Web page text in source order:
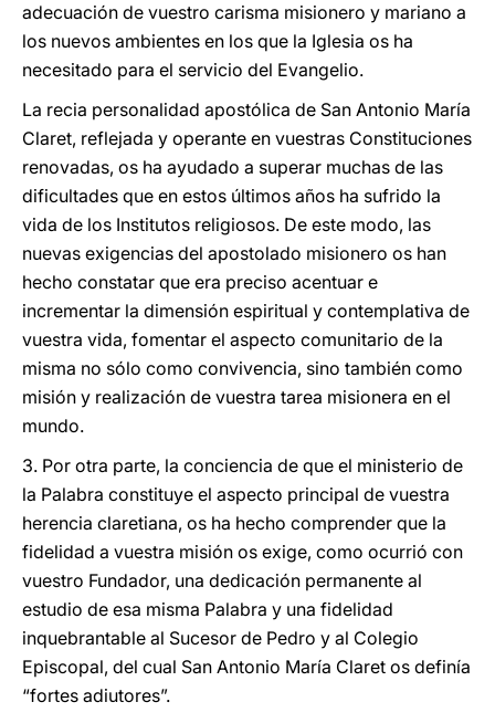
adecuación de vuestro carisma misionero y mariano a
los nuevos ambientes en los que la Iglesia os ha
necesitado para el servicio del Evangelio.
La recia personalidad apostólica de San Antonio María
Claret, reflejada y operante en vuestras Constituciones
renovadas, os ha ayudado a superar muchas de las
dificultades que en estos últimos años ha sufrido la
vida de los Institutos religiosos. De este modo, las
nuevas exigencias del apostolado misionero os han
hecho constatar que era preciso acentuar e
incrementar la dimensión espiritual y contemplativa de
vuestra vida, fomentar el aspecto comunitario de la
misma no sólo como convivencia, sino también como
misión y realización de vuestra tarea misionera en el
mundo.
3. Por otra parte, la conciencia de que el ministerio de
la Palabra constituye el aspecto principal de vuestra
herencia claretiana, os ha hecho comprender que la
fidelidad a vuestra misión os exige, como ocurrió con
vuestro Fundador, una dedicación permanente al
estudio de esa misma Palabra y una fidelidad
inquebrantable al Sucesor de Pedro y al Colegio
Episcopal, del cual San Antonio María Claret os definía
“fortes adiutores”.